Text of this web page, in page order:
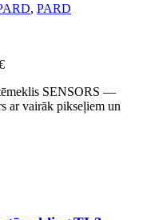
, PARD
SENSORS —
ar vairāk pikseļiem un